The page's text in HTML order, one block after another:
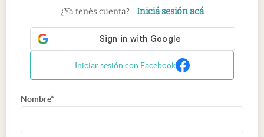
¿Ya tenés cuenta? Iniciá sesión acá
Iniciar sesión con Facebook
Nombre*